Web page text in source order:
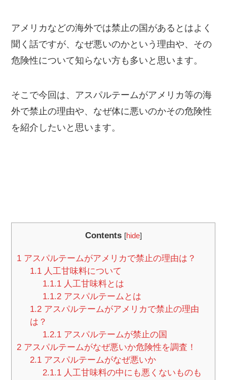
アメリカなどの海外では禁止の国があるとはよく
聞く話ですが、なぜ悪いのかという理由や、その
危険性について知らない方も多いと思います。
そこで今回は、アスパルテームがアメリカ等の海
外で禁止の理由や、なぜ体に悪いのかその危険性
を紹介したいと思います。
Contents [hide]
1 アスパルテームがアメリカで禁止の理由は？
1.1人工甘味料について
1.1.1 人工甘味料とは
1.1.2 アスパルテームとは
1.2アスパルテームがアメリカで禁止の理由
は？
1.2.1 アスパルテームが禁止の国
2 アスパルテームがなぜ悪いか危険性を調査！
2.1アスパルテームがなぜ悪いか
2.1.1 人工甘味料の中にも悪くないものも